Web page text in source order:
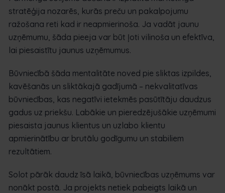
stratēģija nozarēs, kurās preču un pakalpojumu
ražošana reti kad ir neapmierinoša. Ja vadāt jaunu
uzņēmumu, šāda pieeja var būt ļoti vilinoša un efektīva,
lai piesaistītu jaunus uzņēmumus.
Būvniecībā šāda mentalitāte noved pie sliktas izpildes,
kavēšanās un sliktākajā gadījumā – nekvalitatīvas
būvniecības, kas negatīvi ietekmēs pasūtītāju daudzus
gadus uz priekšu. Labākie un pieredzējušākie uzņēmumi
piesaista jaunus klientus un uzlabo klientu
apmierinātību ar brutālu godīgumu un stabiliem
rezultātiem.
Solot pārāk daudz īsā laikā, būvniecības uzņēmums var
nonākt postā. Ja projekts netiek pabeigts laikā un